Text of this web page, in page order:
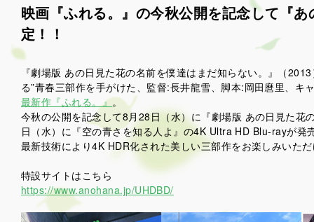
映画『ふれる。』の今秋公開を記念して『
定！！
『劇場版 あの日見た花の名前を僕達はまだ知らない。』（
る”青春三部作を手がけた、監督:長井龍雪、脚本:岡田麿里、
最新作『ふれる。』。
今秋の公開を記念して8月28日（水）に『劇場版 あの日見た
日（水）に『空の青さを知る人よ』の4K Ultra HD Blu-rayが発
最新技術により4K HDR化された美しい三部作をお楽しみいた
特設サイトはこちら
https://www.anohana.jp/UHDBD/